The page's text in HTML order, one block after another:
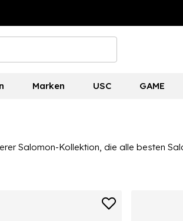
Marken USC GAME
Salomon-Kollektion, die alle besten
dem Markt, und wir führen die besten
Spezialisierung auf Trailrunning,